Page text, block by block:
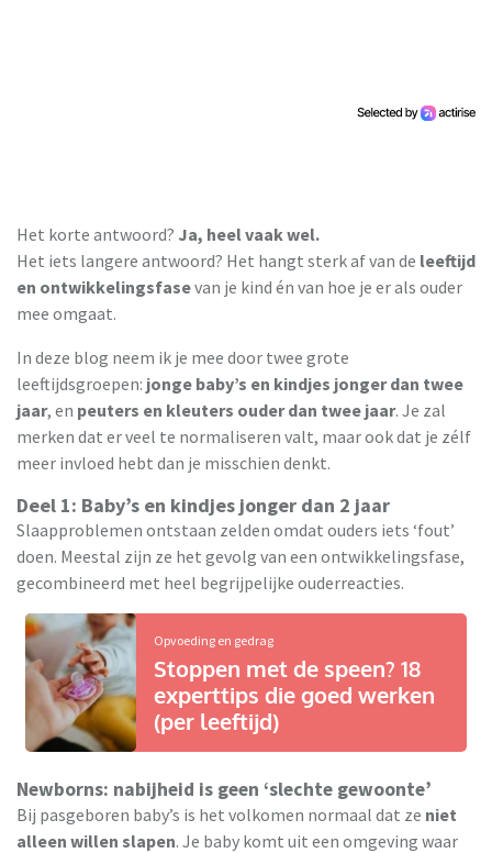
Het korte antwoord? Ja, heel vaak wel.
Het iets langere antwoord? Het hangt sterk af van de leeftijd
en ontwikkelingsfasevan je kind én van hoe je er als ouder
mee omgaat.
In deze blog neem ik je mee door twee grote
leeftijdsgroepen: jonge baby’s en kindjes jonger dan twee
jaar, en peuters en kleuters ouder dan twee jaar. Je zal
merken dat er veel te normaliseren valt, maar ook dat je zélf
meer invloed hebt dan je misschien denkt.
Deel 1: Baby’s en kindjes jonger dan 2 jaar
Slaapproblemen ontstaan zelden omdat ouders iets ‘fout’
doen. Meestal zijn ze het gevolg van een ontwikkelingsfase,
gecombineerd met heel begrijpelijke ouderreacties.
Opvoeding en gedrag
Stoppen met de speen? 18
experttips die goed werken
(per leeftijd)
Newborns: nabijheid is geen ‘slechte gewoonte’
Bij pasgeboren baby’s is het volkomen normaal dat ze niet
alleen willen slapen. Je baby komt uit een omgeving waar